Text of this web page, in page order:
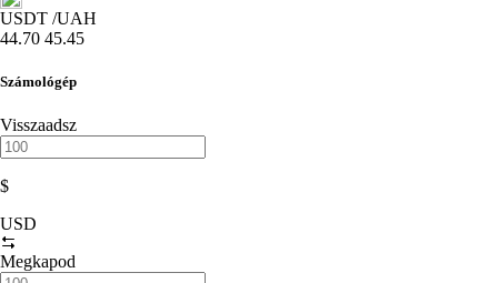
USDT /UAH
44.70 45.45
Számológép
Visszaadsz
$
USD
Megkapod